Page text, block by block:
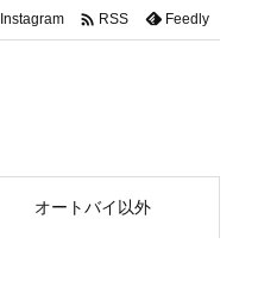
オートバイ以外
Instagram  RSS Feedly